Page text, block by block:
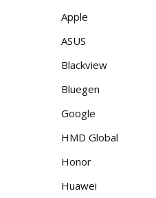
Apple
ASUS
Blackview
Bluegen
Google
HMD Global
Honor
Huawei